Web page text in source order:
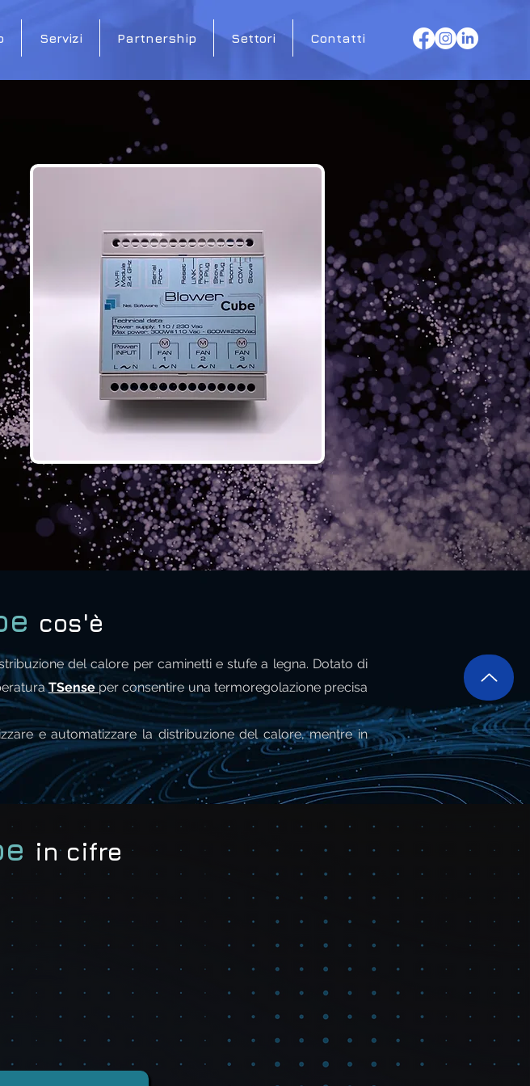
Servizi Partnership Settori Contatti
cos'è
del calore per caminetti e stufe a legna. Dotato di
TSense per consentire una termoregolazione precisa
e automatizzare la distribuzione del calore, mentre in
in cifre